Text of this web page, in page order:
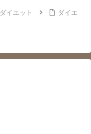
ダイエット
ダイエ